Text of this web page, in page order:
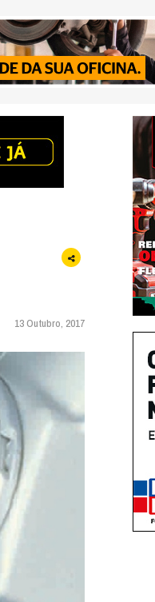
13 Outubro, 2017